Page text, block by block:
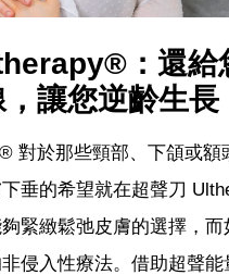
：還給
，讓您逆齡生長
對於那些頸部、下頜或額
垂的希望就在超聲刀
緊緻鬆弛皮膚的選擇，而
侵入性療法。借助超聲能